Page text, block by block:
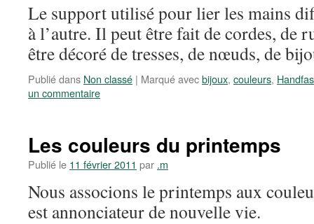
Le support utilisé pour lier les mains
à l’autre. Il peut être fait de cordes, de
être décoré de tresses, de nœuds, de
Publié dans Non classé | Marqué avecbijoux, couleurs,
un commentaire
Les couleurs du printemps
Publié le 11 février 2011 par .m
Nous associons le printemps aux
est annonciateur de nouvelle vie.